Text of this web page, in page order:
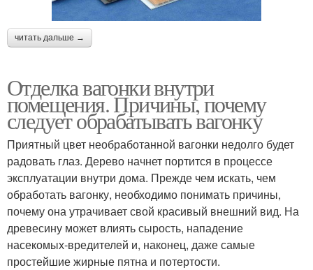
читать дальше →
Отделка вагонки внутри
помещения. Причины, почему
следует обрабатывать вагонку
Приятный цвет необработанной вагонки недолго будет
радовать глаз. Дерево начнет портится в процессе
эксплуатации внутри дома. Прежде чем искать, чем
обработать вагонку, необходимо понимать причины,
почему она утрачивает свой красивый внешний вид. На
древесину может влиять сырость, нападение
насекомых-вредителей и, наконец, даже самые
простейшие жирные пятна и потертости.